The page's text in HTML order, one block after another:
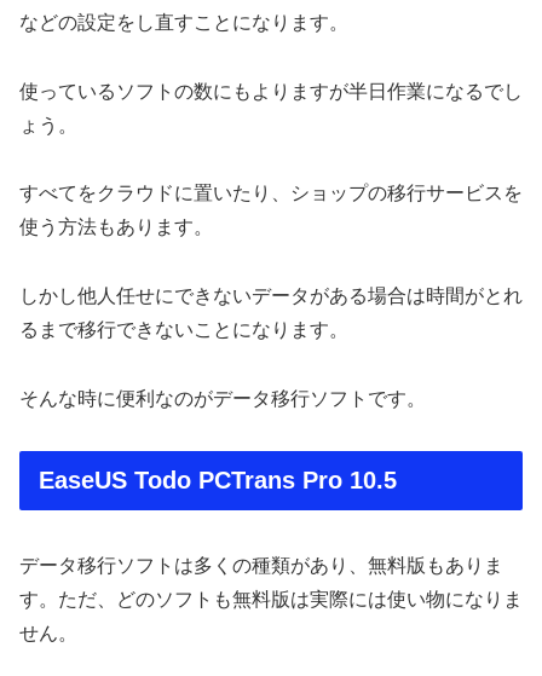
などの設定をし直すことになります。
使っているソフトの数にもよりますが半日作業になるでし
ょう。
すべてをクラウドに置いたり、ショップの移行サービスを
使う方法もあります。
しかし他人任せにできないデータがある場合は時間がとれ
るまで移行できないことになります。
そんな時に便利なのがデータ移行ソフトです。
EaseUS Todo PCTrans Pro 10.5
データ移行ソフトは多くの種類があり、無料版もありま
す。ただ、どのソフトも無料版は実際には使い物になりま
せん。